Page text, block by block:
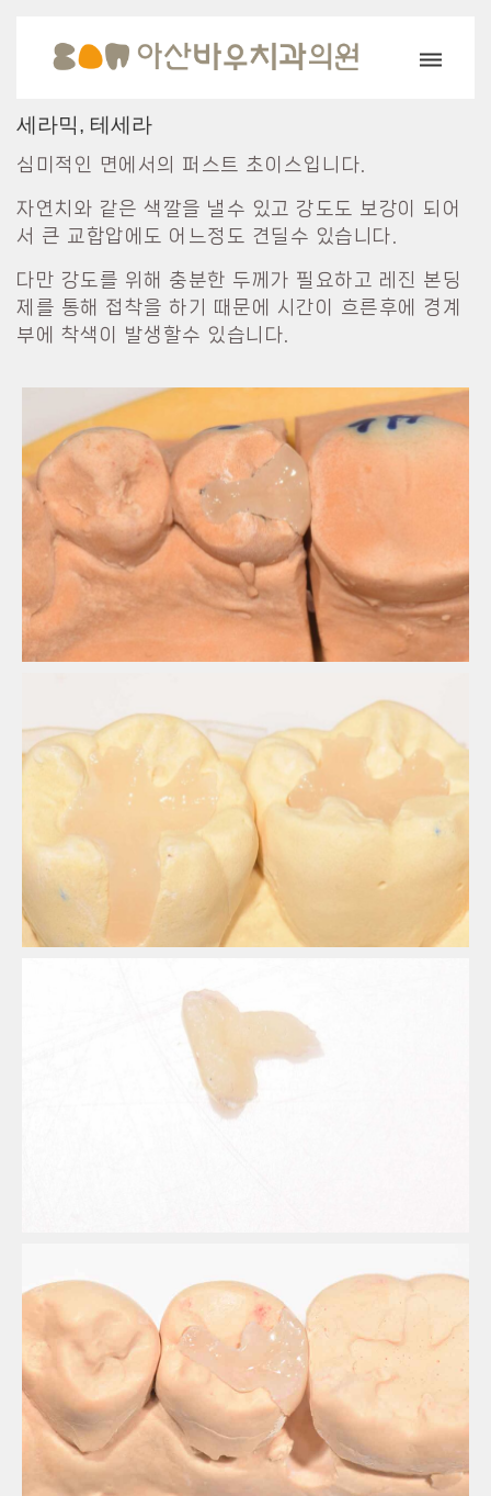
세라믹, 테세라
심미적인 면에서의 퍼스트 초이스입니다.
자연치와 같은 색깔을 낼수 있고 강도도 보강이 되어
서 큰 교합압에도 어느정도 견딜수 있습니다.
다만 강도를 위해 충분한 두께가 필요하고 레진 본딩
제를 통해 접착을 하기 때문에 시간이 흐른후에 경계
부에 착색이 발생할수 있습니다.